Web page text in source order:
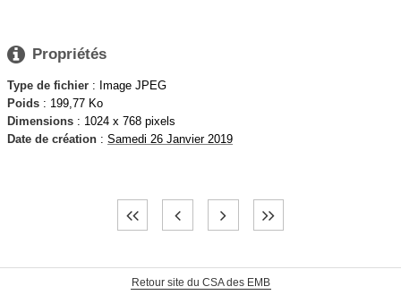
 Propriétés
Type de fichier : Image JPEG
Poids : 199,77 Ko
Dimensions : 1024 x 768 pixels
Date de création : Samedi 26 Janvier 2019
Retour site du CSA des EMB